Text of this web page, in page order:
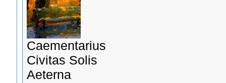
Сaementarius
Civitas Solis
Aeterna